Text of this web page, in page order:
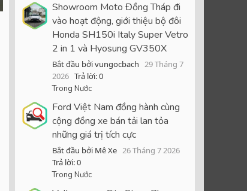
Showroom Moto Đồng Tháp đi
vào hoạt động, giới thiệu bộ đôi
Honda SH150i Italy Super Vetro
2 in 1 và Hyosung GV350X
Bắt đầu bởi vungocbach 29 Tháng 7
2026 Trả lời: 0
Trong Nước
Ford Việt Nam đồng hành cùng
cộng đồng xe bán tải lan tỏa
những giá trị tích cực
Bắt đầu bởi Mê Xe 26 Tháng 7 2026
Trả lời: 0
Trong Nước